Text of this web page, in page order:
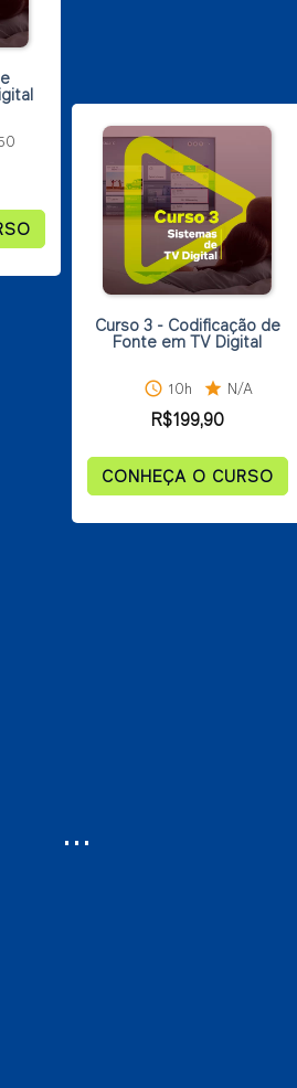
Curso 3 - Codificação de
Fonte em TV Digital
schedule 10h star N/A
R$199,90
CONHEÇA O CURSO
...